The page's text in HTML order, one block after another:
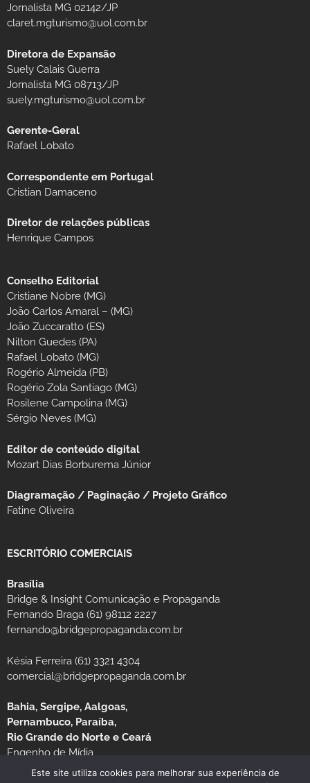
Jornalista MG 02142/JP
claret.mgturismo@uol.com.br
Diretora de Expansão
Suely Calais Guerra
Jornalista MG 08713/JP
suely.mgturismo@uol.com.br
Gerente-Geral
Rafael Lobato
Correspondente em Portugal
Cristian Damaceno
Diretor de relações públicas
Henrique Campos
Conselho Editorial
Cristiane Nobre (MG)
João Carlos Amaral – (MG)
João Zuccaratto (ES)
Nilton Guedes (PA)
Rafael Lobato (MG)
Rogério Almeida (PB)
Rogério Zola Santiago (MG)
Rosilene Campolina (MG)
Sérgio Neves (MG)
Editor de conteúdo digital
Mozart Dias Borburema Júnior
Diagramação / Paginação / Projeto Gráfico
Fatine Oliveira
ESCRITÓRIO COMERCIAIS
Brasília
Bridge & Insight Comunicação e Propaganda
Fernando Braga (61) 98112 2227
fernando@bridgepropaganda.com.br
Késia Ferreira (61) 3321 4304
comercial@bridgepropaganda.com.br
Bahia, Sergipe, Aalgoas,
Pernambuco, Paraíba,
Rio Grande do Norte e Ceará
Engenho de Mídia
Luciano Moura (81) 99939-0235 / (81) 3126-8181
Este site utiliza cookies para melhorar sua experiência de